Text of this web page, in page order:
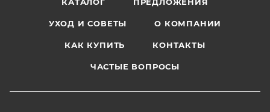
КАТАЛОГ ПРЕДЛОЖЕНИЯ
УХОД И СОВЕТЫ О КОМПАНИИ
КАК КУПИТЬ КОНТАКТЫ
ЧАСТЫЕ ВОПРОСЫ